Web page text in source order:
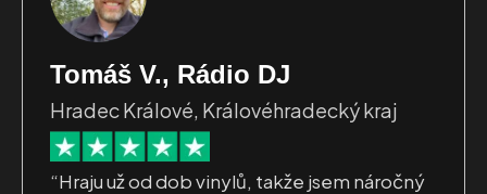
Tomáš V., Rádio DJ
Hradec Králové, Královéhradecký kraj
“Hraju už od dob vinylů, takže jsem náročný